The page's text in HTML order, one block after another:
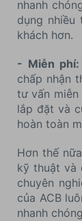
nhanh
dụng nhiều
khách hơn.
- Miễn phí:
chấp nhận
tư vấn miễn
lắp đặt và
hoàn toàn
Hơn thế
kỹ thuật và
chuyên
của ACB
nhanh